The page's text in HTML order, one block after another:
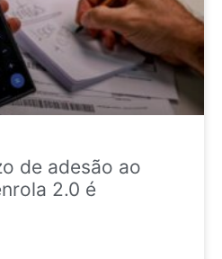
de adesão ao
2.0 é